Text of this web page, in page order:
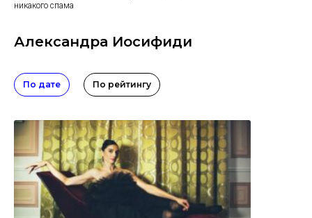
никакого спама
Александра Иосифиди
По дате По рейтингу